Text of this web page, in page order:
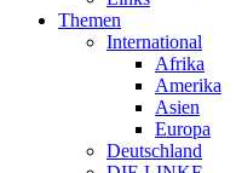
Themen
International
Afrika
Amerika
Asien
Europa
Deutschland